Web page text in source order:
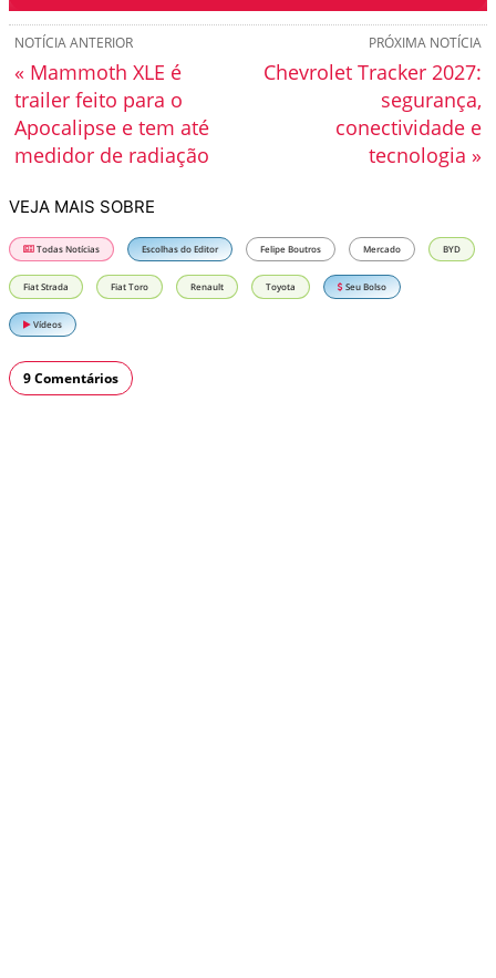
PRÓXIMA NOTÍCIA
Chevrolet Tracker 2027:
segurança,
conectividade e
tecnologia »
NOTÍCIA ANTERIOR
« Mammoth XLE é
trailer feito para o
Apocalipse e tem até
medidor de radiação
VEJA MAIS SOBRE
Todas Notícias Escolhas do Editor Felipe Boutros Mercado BYD
Fiat Strada Fiat Toro Renault Toyota Seu Bolso
Vídeos
9 Comentários